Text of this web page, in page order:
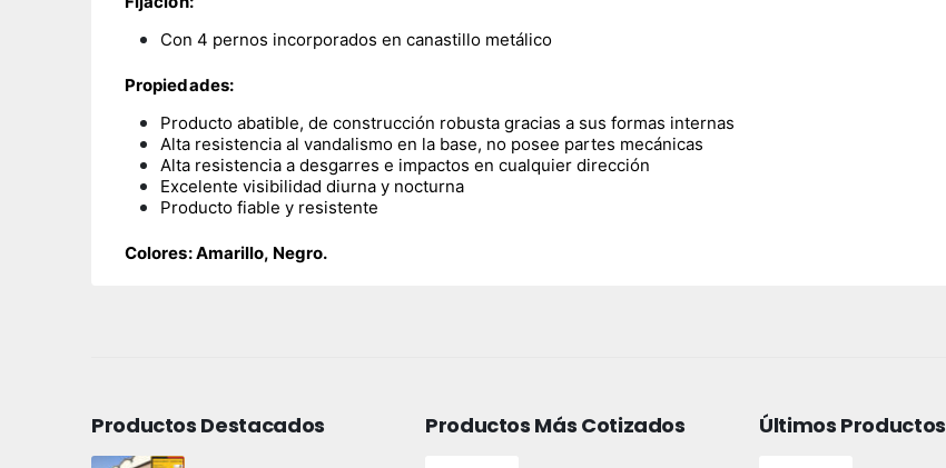
Con 4 pernos incorporados en canastillo metálico
Propiedades:
Producto abatible, de construcción robusta gracias a sus formas internas
Alta resistencia al vandalismo en la base, no posee partes mecánicas
Alta resistencia a desgarres e impactos en cualquier dirección
Excelente visibilidad diurna y nocturna
Producto fiable y resistente
Colores: Amarillo, Negro.
Productos Destacados Productos Más Cotizados Últimos Productos